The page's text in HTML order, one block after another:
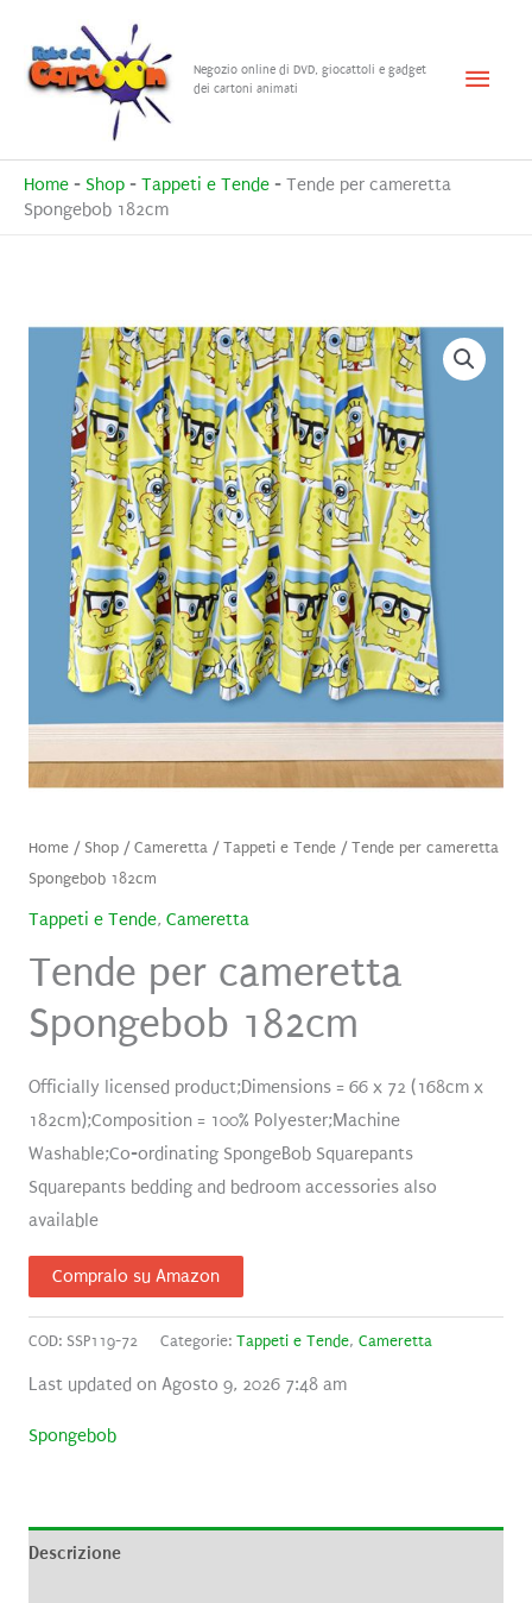
contenuto
Negozio online di DVD, giocattoli e gadget
dei cartoni animati
Menu
Home - Shop - Tappeti e Tende - Tende per cameretta
Spongebob 182cm
Home/ Shop/Cameretta/Tappeti e Tende/ Tende per cameretta
Spongebob 182cm
Tappeti e Tende, Cameretta
Tende per cameretta
Spongebob 182cm
Officially licensed product;Dimensions = 66 x 72 (168cm x
182cm);Composition = 100% Polyester;Machine
Washable;Co-ordinating SpongeBob Squarepants
Squarepants bedding and bedroom accessories also
available
Compralo su Amazon
COD: SSP119-72 Categorie: Tappeti e Tende, Cameretta
Last updated on Agosto 9, 2026 7:48 am
Spongebob
Descrizione